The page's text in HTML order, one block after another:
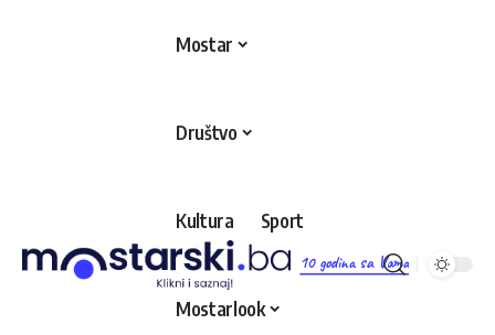
10 godina sa Vama
Mostar
Društvo
Kultura Sport
Mostarlook